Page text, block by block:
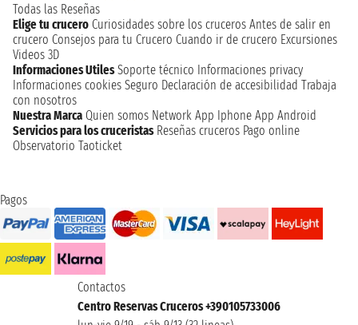
Todas las Reseñas
Elige tu crucero Curiosidades sobre los cruceros Antes de salir en
crucero Consejos para tu Crucero Cuando ir de crucero Excursiones
Videos 3D
Informaciones Utiles Soporte técnico Informaciones privacy
Informaciones cookies Seguro Declaración de accesibilidad Trabaja
con nosotros
Nuestra Marca Quien somos Network App Iphone App Android
Servicios para los cruceristas Reseñas cruceros Pago online
Observatorio Taoticket
Pagos
Contactos
Centro Reservas Cruceros +390105733006